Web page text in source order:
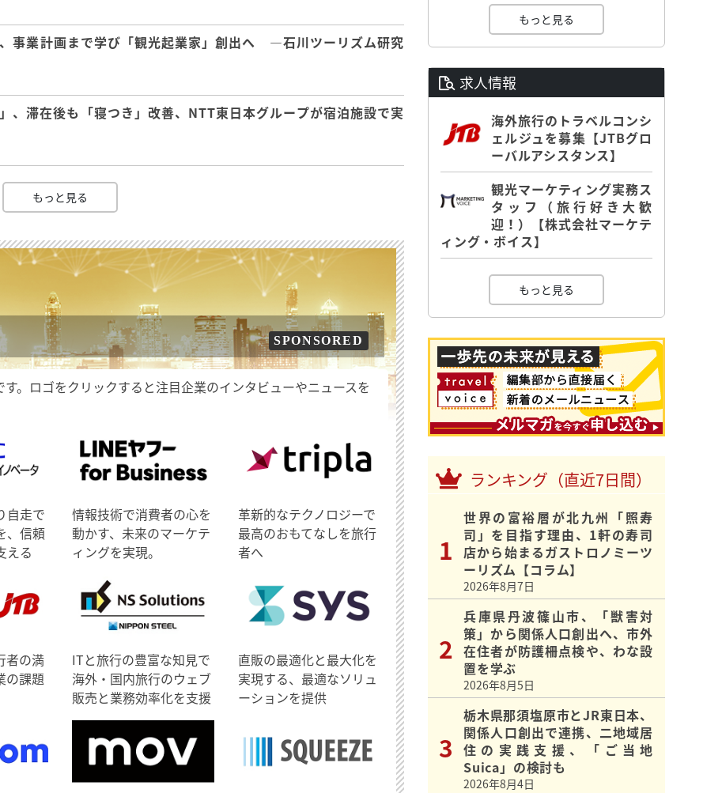
事業計画まで学び「観光起業家」創出へ ―石川ツーリズム研究
、滞在後も「寝つき」改善、NTT東日本グループが宿泊施設で実
もっと見る
SPONSORED
。ロゴをクリックすると注目企業のインタビューやニュースを
自走で
、信頼
える
情報技術で消費者の心を
動かす、未来のマーケテ
ィングを実現。
革新的なテクノロジーで
最高のおもてなしを旅行
者へ
者の満
の課題
ITと旅行の豊富な知見で
海外・国内旅行のウェブ
販売と業務効率化を支援
直販の最適化と最大化を
実現する、最適なソリュ
ーションを提供
もっと見る
求人情報
海外旅行のトラベルコンシ
ェルジュを募集【JTBグロ
ーバルアシスタンス】
観光マーケティング実務ス
タッフ（旅行好き大歓
迎！）【株式会社マーケテ
ィング・ボイス】
もっと見る
ランキング（直近7日間）
世界の富裕層が北九州「照寿
司」を目指す理由、1軒の寿司
店から始まるガストロノミーツ
ーリズム【コラム】
2026年8月7日
兵庫県丹波篠山市、「獣害対
策」から関係人口創出へ、市外
在住者が防護柵点検や、わな設
置を学ぶ
2026年8月5日
栃木県那須塩原市とJR東日本、
関係人口創出で連携、二地域居
住の実践支援、「ご当地
Suica」の検討も
2026年8月4日